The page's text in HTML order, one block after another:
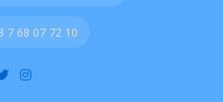
7 68 07 72 10